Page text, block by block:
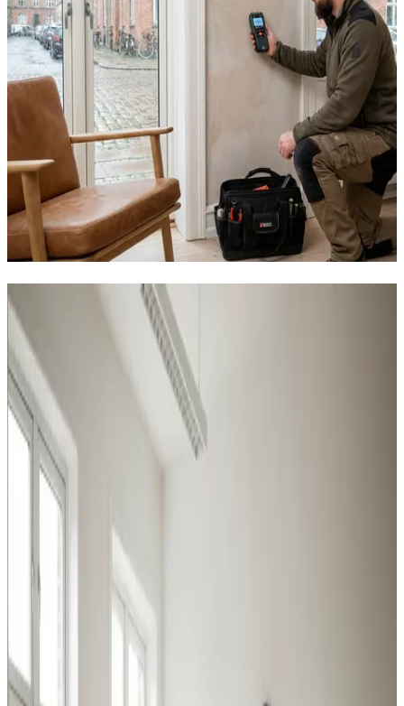
Vores ventilationsløsninger i Solrød
Vi tilbyder professionel ventilation til alle brancher i
Solrød — fra produktionshaller og lagerbygninger til
kontorer, værksteder og restauranter.
Procesventilation
Udsugning ved svejsning, slibning og kemikalier i Solrød.
Overholder Arbejdstilsynets krav.
Læs mere